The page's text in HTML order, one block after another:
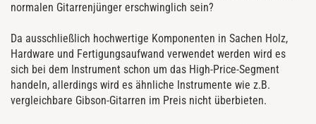
normalen Gitarrenjünger erschwinglich sein?
Da ausschließlich hochwertige Komponenten in Sachen Holz,
Hardware und Fertigungsaufwand verwendet werden wird es
sich bei dem Instrument schon um das High-Price-Segment
handeln, allerdings wird es ähnliche Instrumente wie z.B.
vergleichbare Gibson-Gitarren im Preis nicht überbieten.